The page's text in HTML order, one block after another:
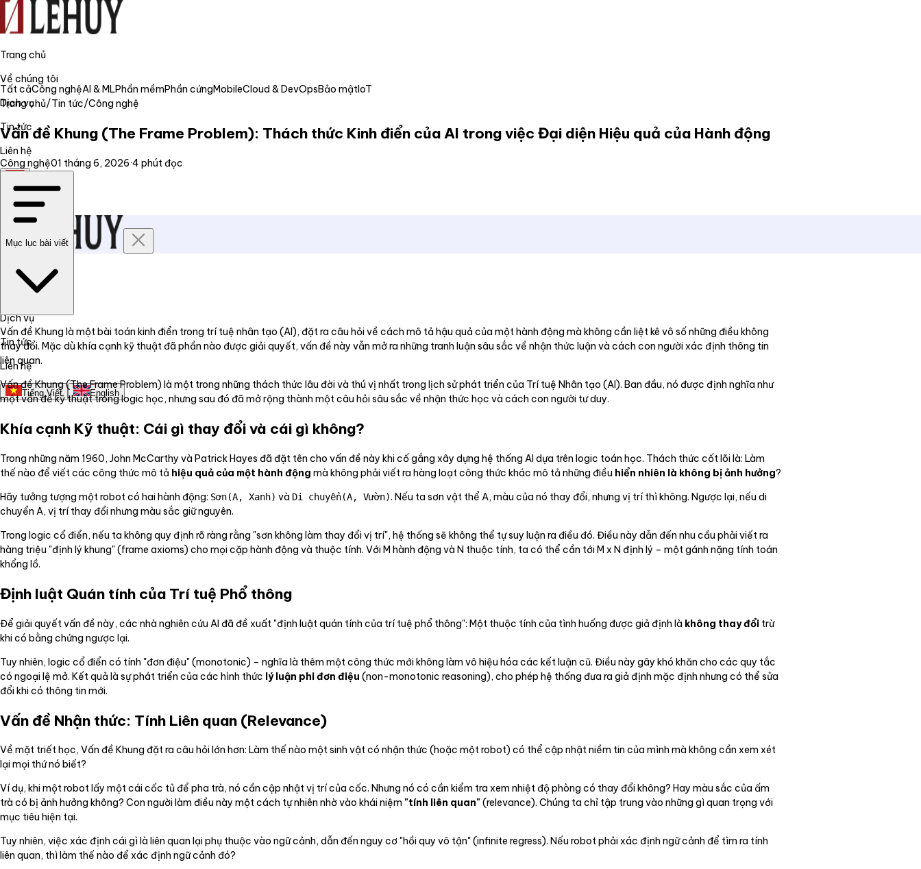
Trang chủ
Về chúng tôi
Dịch vụ
Tin tức
Liên hệ
Trang chủ
Về chúng tôi
Dịch vụ
Tin tức
Liên hệ
Tiếng Việt English
Tất cảCông nghệAI & MLPhần mềmPhần cứngMobileCloud & DevOpsBảo mậtIoT
Trang chủ/Tin tức/Công nghệ
Vấn đề Khung (The Frame Problem): Thách thức Kinh điển của AI trong việc Đại diện Hiệu quả của Hành động
Công nghệ01 tháng 6, 2026·4 phút đọc
Mục lục bài viết
Vấn đề Khung là một bài toán kinh điển trong trí tuệ nhân tạo (AI), đặt ra câu hỏi về cách mô tả hậu quả của một hành động mà không cần liệt kê vô số những điều không
thay đổi. Mặc dù khía cạnh kỹ thuật đã phần nào được giải quyết, vấn đề này vẫn mở ra những tranh luận sâu sắc về nhận thức luận và cách con người xác định thông tin
liên quan.
Vấn đề Khung (The Frame Problem) là một trong những thách thức lâu đời và thú vị nhất trong lịch sử phát triển của Trí tuệ Nhân tạo (AI). Ban đầu, nó được định nghĩa như
một vấn đề kỹ thuật trong logic học, nhưng sau đó đã mở rộng thành một câu hỏi sâu sắc về nhận thức học và cách con người tư duy.
Khía cạnh Kỹ thuật: Cái gì thay đổi và cái gì không?
Trong những năm 1960, John McCarthy và Patrick Hayes đã đặt tên cho vấn đề này khi cố gắng xây dựng hệ thống AI dựa trên logic toán học. Thách thức cốt lõi là: Làm
thế nào để viết các công thức mô tả hiệu quả của một hành động mà không phải viết ra hàng loạt công thức khác mô tả những điều hiển nhiên là không bị ảnh hưởng?
Hãy tưởng tượng một robot có hai hành động: Sơn(A, Xanh) và Di chuyển(A, Vườn). Nếu ta sơn vật thể A, màu của nó thay đổi, nhưng vị trí thì không. Ngược lại, nếu di
chuyển A, vị trí thay đổi nhưng màu sắc giữ nguyên.
Trong logic cổ điển, nếu ta không quy định rõ ràng rằng "sơn không làm thay đổi vị trí", hệ thống sẽ không thể tự suy luận ra điều đó. Điều này dẫn đến nhu cầu phải viết ra
hàng triệu "định lý khung" (frame axioms) cho mọi cặp hành động và thuộc tính. Với M hành động và N thuộc tính, ta có thể cần tới M x N định lý – một gánh nặng tính toán
khổng lồ.
Định luật Quán tính của Trí tuệ Phổ thông
Để giải quyết vấn đề này, các nhà nghiên cứu AI đã đề xuất "định luật quán tính của trí tuệ phổ thông": Một thuộc tính của tình huống được giả định là không thay đổi trừ
khi có bằng chứng ngược lại.
Tuy nhiên, logic cổ điển có tính "đơn điệu" (monotonic) – nghĩa là thêm một công thức mới không làm vô hiệu hóa các kết luận cũ. Điều này gây khó khăn cho các quy tắc
có ngoại lệ mở. Kết quả là sự phát triển của các hình thức lý luận phi đơn điệu (non-monotonic reasoning), cho phép hệ thống đưa ra giả định mặc định nhưng có thể sửa
đổi khi có thông tin mới.
Vấn đề Nhận thức: Tính Liên quan (Relevance)
Về mặt triết học, Vấn đề Khung đặt ra câu hỏi lớn hơn: Làm thế nào một sinh vật có nhận thức (hoặc một robot) có thể cập nhật niềm tin của mình mà không cần xem xét
lại mọi thứ nó biết?
Ví dụ, khi một robot lấy một cái cốc tủ để pha trà, nó cần cập nhật vị trí của cốc. Nhưng nó có cần kiểm tra xem nhiệt độ phòng có thay đổi không? Hay màu sắc của ấm
trà có bị ảnh hưởng không? Con người làm điều này một cách tự nhiên nhờ vào khái niệm "tính liên quan"(relevance). Chúng ta chỉ tập trung vào những gì quan trọng với
mục tiêu hiện tại.
Tuy nhiên, việc xác định cái gì là liên quan lại phụ thuộc vào ngữ cảnh, dẫn đến nguy cơ "hồi quy vô tận" (infinite regress). Nếu robot phải xác định ngữ cảnh để tìm ra tính
liên quan, thì làm thế nào để xác định ngữ cảnh đó?